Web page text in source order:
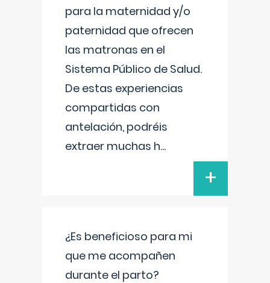
para la maternidad y/o
paternidad que ofrecen
las matronas en el
Sistema Público de Salud.
De estas experiencias
compartidas con
antelación, podréis
extraer muchas h...
+
¿Es beneficioso para mi
que me acompañen
durante el parto?